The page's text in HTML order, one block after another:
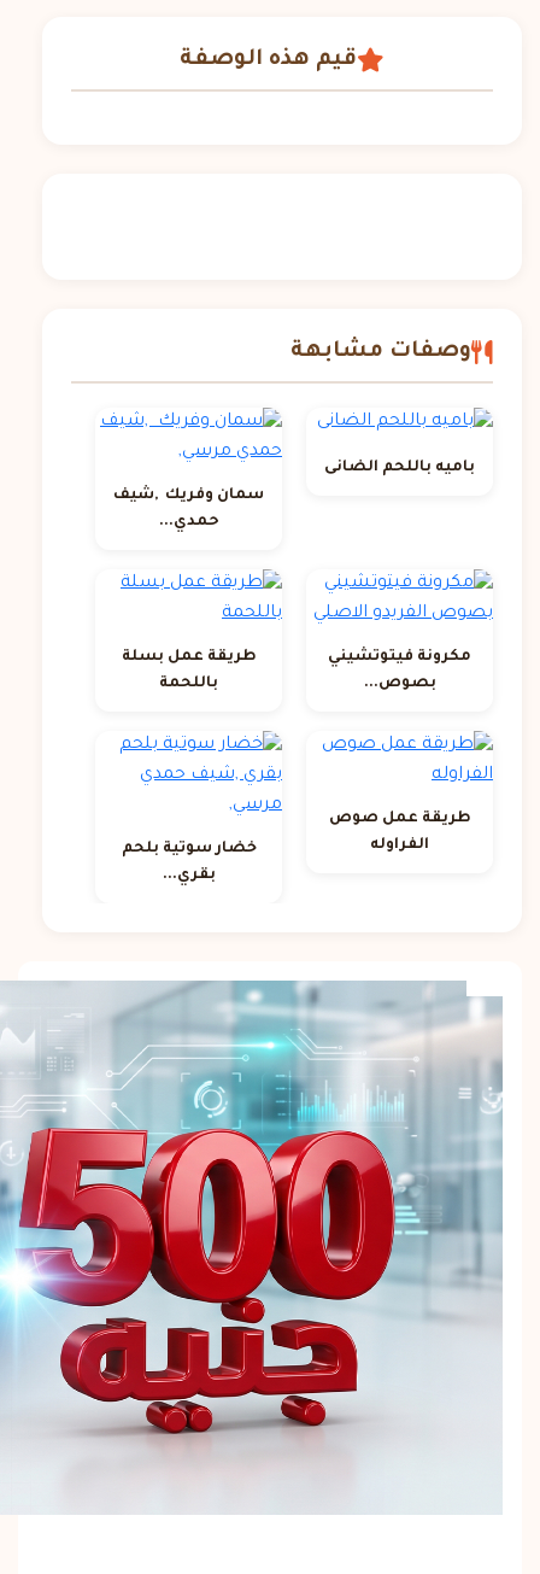
قيم هذه الوصفة
وصفات مشابهة
باميه باللحم الضانى
سمان وفريك ,شيف
حمدي...
مكرونة فيتوتشيني
بصوص...
طريقة عمل بسلة
باللحمة
طريقة عمل صوص
الفراوله
خضار سوتية بلحم
بقري...